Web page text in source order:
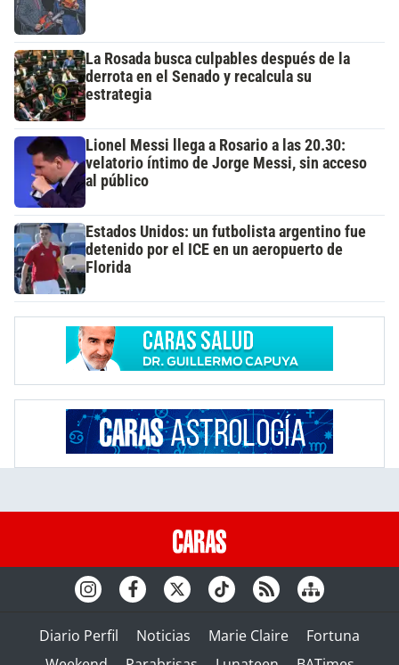
La Rosada busca culpables después de la
derrota en el Senado y recalcula su
estrategia
Lionel Messi llega a Rosario a las 20.30:
velatorio íntimo de Jorge Messi, sin acceso
al público
Estados Unidos: un futbolista argentino fue
detenido por el ICE en un aeropuerto de
Florida
Diario Perfil Noticias Marie Claire
Fortuna